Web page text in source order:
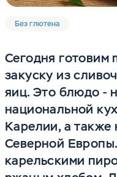
Без глютена
Сегодня готовим
закуску из
яиц. Это блюдо -
национальной
Карелии, а также
Северной
карельскими